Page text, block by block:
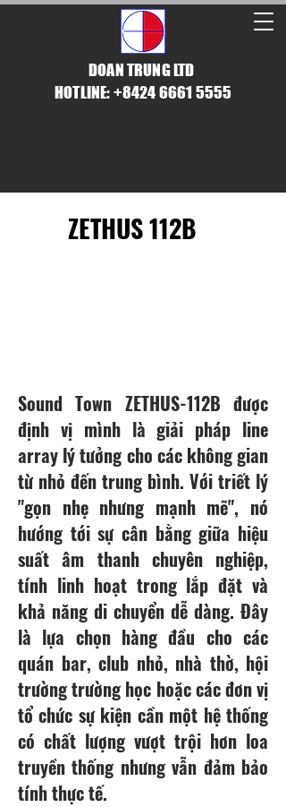
DOAN TRUNG LTD
HOTLINE: +8424 6661 5555
ZETHUS 112B
Sound Town ZETHUS-112B được
định vị mình là giải pháp line
array lý tưởng cho các không gian
từ nhỏ đến trung bình. Với triết lý
"gọn nhẹ nhưng mạnh mẽ", nó
hướng tới sự cân bằng giữa hiệu
suất âm thanh chuyên nghiệp,
tính linh hoạt trong lắp đặt và
khả năng di chuyển dễ dàng. Đây
là lựa chọn hàng đầu cho các
quán bar, club nhỏ, nhà thờ, hội
trường trường học hoặc các đơn vị
tổ chức sự kiện cần một hệ thống
có chất lượng vượt trội hơn loa
truyền thống nhưng vẫn đảm bảo
tính thực tế.